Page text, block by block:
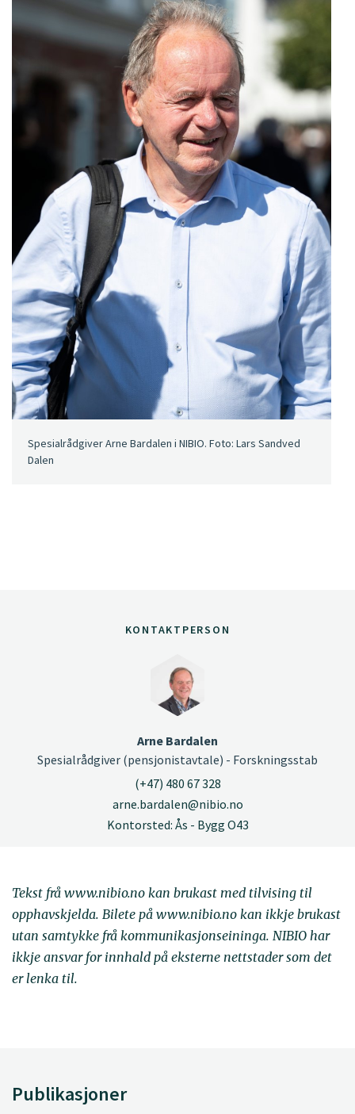
Spesialrådgiver Arne Bardalen i NIBIO. Foto: Lars Sandved
Dalen
KONTAKTPERSON
Arne Bardalen
Spesialrådgiver (pensjonistavtale) - Forskningsstab
(+47) 480 67 328
arne.bardalen@nibio.no
Kontorsted: Ås - Bygg O43
Tekst frå www.nibio.no kan brukast med tilvising til
opphavskjelda. Bilete på www.nibio.no kan ikkje brukast
utan samtykke frå kommunikasjonseininga. NIBIO har
ikkje ansvar for innhald på eksterne nettstader som det
er lenka til.
Publikasjoner